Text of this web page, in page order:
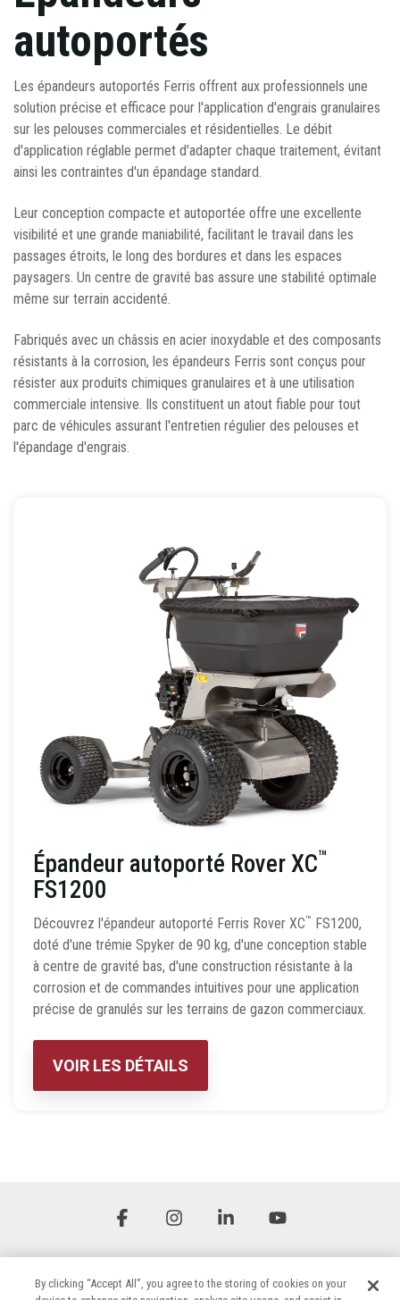
autoportés
Les épandeurs autoportés Ferris offrent aux professionnels une
solution précise et efficace pour l'application d'engrais granulaires
sur les pelouses commerciales et résidentielles. Le débit
d'application réglable permet d'adapter chaque traitement, évitant
ainsi les contraintes d'un épandage standard.
Leur conception compacte et autoportée offre une excellente
visibilité et une grande maniabilité, facilitant le travail dans les
passages étroits, le long des bordures et dans les espaces
paysagers. Un centre de gravité bas assure une stabilité optimale
même sur terrain accidenté.
Fabriqués avec un châssis en acier inoxydable et des composants
résistants à la corrosion, les épandeurs Ferris sont conçus pour
résister aux produits chimiques granulaires et à une utilisation
commerciale intensive. Ils constituent un atout fiable pour tout
parc de véhicules assurant l'entretien régulier des pelouses et
l'épandage d'engrais.
Épandeur autoporté Rover XC™
FS1200
Découvrez l'épandeur autoporté Ferris Rover XC™ FS1200,
doté d'une trémie Spyker de 90 kg, d'une conception stable
à centre de gravité bas, d'une construction résistante à la
corrosion et de commandes intuitives pour une application
précise de granulés sur les terrains de gazon commerciaux.
VOIR LES DÉTAILS
FacebookInstagramLinkedin
By clicking “Accept All”, you agree to the storing of cookies on your